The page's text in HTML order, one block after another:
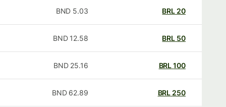
20
BRL
5.03
BND
50
BRL
12.58
BND
100
BRL
25.16
BND
250
BRL
62.89
BND